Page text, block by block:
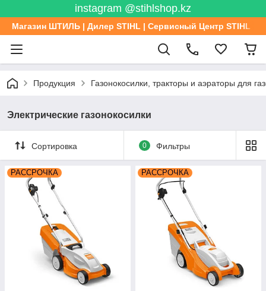
instagram @stihlshop.kz
Магазин ШТИЛЬ | Дилер STIHL | Сервисный Центр STIHL
Продукция Газонокосилки, тракторы и аэраторы для
Электрические газонокосилки
Сортировка 0 Фильтры
РАССРОЧКА РАССРОЧКА